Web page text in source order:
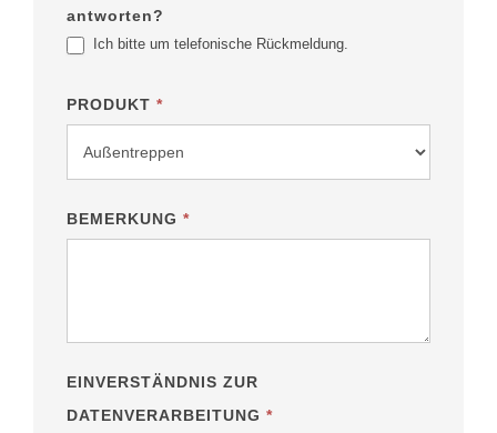
antworten?
Ich bitte um telefonische Rückmeldung.
PRODUKT *
BEMERKUNG *
EINVERSTÄNDNIS ZUR
DATENVERARBEITUNG *